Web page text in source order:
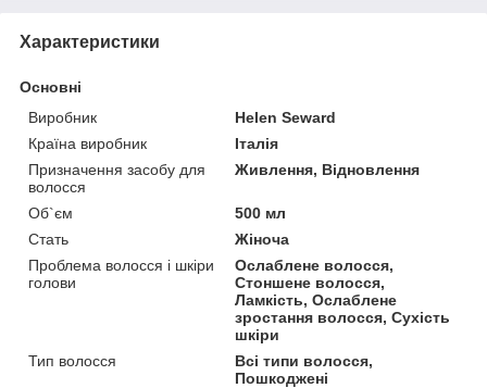
Характеристики
Основні
Виробник
Helen Seward
Країна виробник
Італія
Призначення засобу для
волосся
Живлення, Відновлення
Об`єм
500 мл
Стать
Жіноча
Проблема волосся і шкіри
голови
Ослаблене волосся,
Стоншене волосся,
Ламкість, Ослаблене
зростання волосся, Сухість
шкіри
Тип волосся
Всі типи волосся,
Пошкоджені